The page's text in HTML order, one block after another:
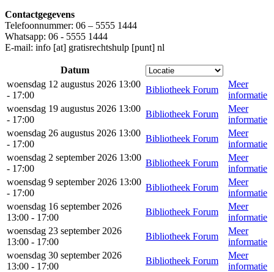
Contactgegevens
Telefoonnummer: 06 – 5555 1444
Whatsapp: 06 - 5555 1444
E-mail: info [at] gratisrechtshulp [punt] nl
Datum
woensdag 12 augustus 2026 13:00
- 17:00
Bibliotheek Forum
Meer
informatie
woensdag 19 augustus 2026 13:00
- 17:00
Bibliotheek Forum
Meer
informatie
woensdag 26 augustus 2026 13:00
- 17:00
Bibliotheek Forum
Meer
informatie
woensdag 2 september 2026 13:00
- 17:00
Bibliotheek Forum
Meer
informatie
woensdag 9 september 2026 13:00
- 17:00
Bibliotheek Forum
Meer
informatie
woensdag 16 september 2026
13:00 - 17:00
Bibliotheek Forum
Meer
informatie
woensdag 23 september 2026
13:00 - 17:00
Bibliotheek Forum
Meer
informatie
woensdag 30 september 2026
13:00 - 17:00
Bibliotheek Forum
Meer
informatie